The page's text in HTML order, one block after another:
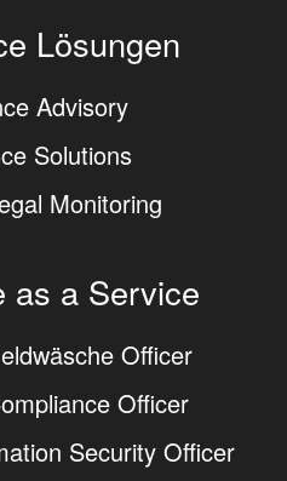
Lösungen
Advisory
Solutions
Monitoring
as a Service
Officer
Officer
Security Officer